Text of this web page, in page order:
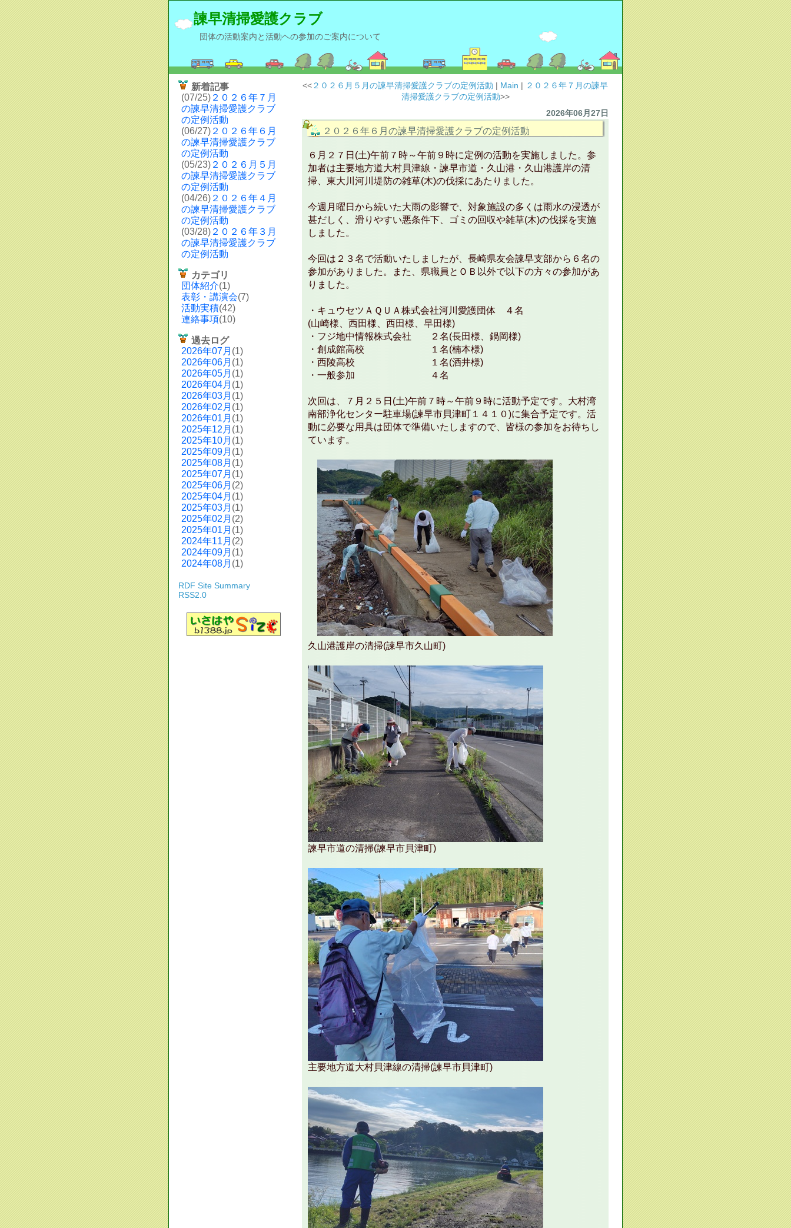
諫早清掃愛護クラブ
団体の活動案内と活動ヘの参加のご案内について
新着記事
(07/25) ２０２６年７月
の諫早清掃愛護クラブ
の定例活動
(06/27) ２０２６年６月
の諫早清掃愛護クラブ
の定例活動
(05/23) ２０２６月５月
の諫早清掃愛護クラブ
の定例活動
(04/26) ２０２６年４月
の諫早清掃愛護クラブ
の定例活動
(03/28) ２０２６年３月
の諫早清掃愛護クラブ
の定例活動
カテゴリ
団体紹介(1)
表彰・講演会(7)
活動実積(42)
連絡事項(10)
過去ログ
2026年07月 (1)
2026年06月 (1)
2026年05月 (1)
2026年04月 (1)
2026年03月 (1)
2026年02月 (1)
2026年01月 (1)
2025年12月 (1)
2025年10月 (1)
2025年09月 (1)
2025年08月 (1)
2025年07月 (1)
2025年06月 (2)
2025年04月 (1)
2025年03月 (1)
2025年02月 (2)
2025年01月 (1)
2024年11月 (2)
2024年09月 (1)
2024年08月 (1)
RDF Site Summary
RSS2.0
<<２０２６月５月の諫早清掃愛護クラブの定例活動 | Main | ２０２６年７月の諫早
清掃愛護クラブの定例活動>>
2026年06月27日
２０２６年６月の諫早清掃愛護クラブの定例活動
６月２７日(土)午前７時～午前９時に定例の活動を実施しました。参
加者は主要地方道大村貝津線・諫早市道・久山港・久山港護岸の清
掃、東大川河川堤防の雑草(木)の伐採にあたりました。
今週月曜日から続いた大雨の影響で、対象施設の多くは雨水の浸透が
甚だしく、滑りやすい悪条件下、ゴミの回収や雑草(木)の伐採を実施
しました。
今回は２３名で活動いたしましたが、長崎県友会諫早支部から６名の
参加がありました。また、県職員とＯＢ以外で以下の方々の参加があ
りました。
・キュウセツＡＱＵＡ株式会社河川愛護団体 ４名
(山崎様、西田様、西田様、早田様)
・フジ地中情報株式会社 ２名(長田様、鍋岡様)
・創成館高校 １名(楠本様)
・西陵高校 １名(酒井様)
・一般参加 ４名
次回は、７月２５日(土)午前７時～午前９時に活動予定です。大村湾
南部浄化センター駐車場(諫早市貝津町１４１０)に集合予定です。活
動に必要な用具は団体で準備いたしますので、皆様の参加をお待ちし
ています。
久山港護岸の清掃(諫早市久山町)
諫早市道の清掃(諫早市貝津町)
主要地方道大村貝津線の清掃(諫早市貝津町)